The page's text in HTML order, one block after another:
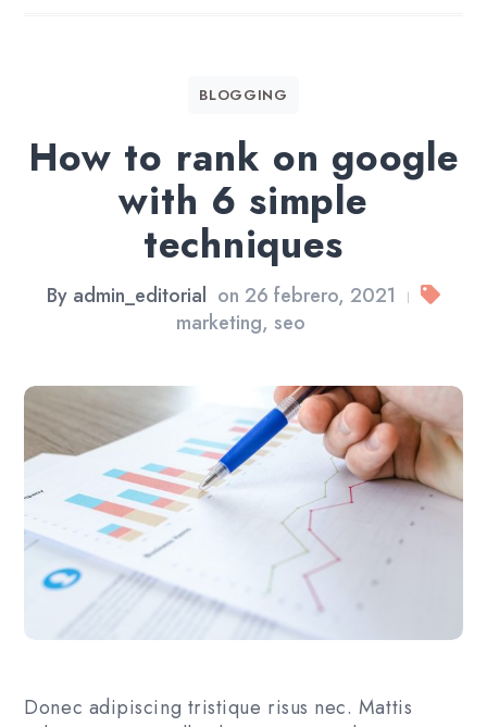
BLOGGING
How to rank on google
with 6 simple
techniques
By admin_editorial on 26 febrero, 2021 |
marketing, seo
Donec adipiscing tristique risus nec. Mattis